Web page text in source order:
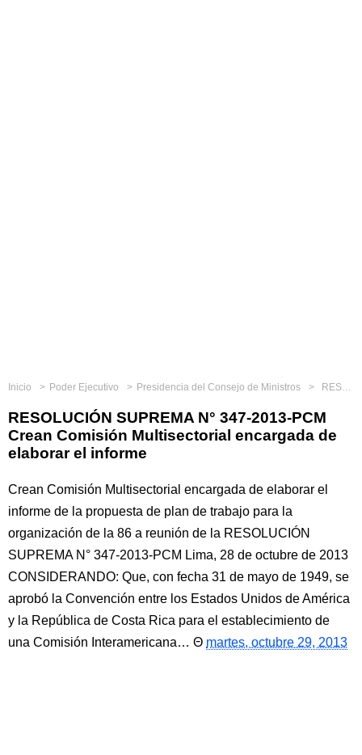
Inicio Poder Ejecutivo Presidencia del Consejo de Ministros RESOLUCIÓN SUPREMA N° 347-2013-PCM Crean Comisión Multisectorial encargada de elaborar el informe
RESOLUCIÓN SUPREMA N° 347-2013-PCM
Crean Comisión Multisectorial encargada de
elaborar el informe
Crean Comisión Multisectorial encargada de elaborar el
informe de la propuesta de plan de trabajo para la
organización de la 86 a reunión de la RESOLUCIÓN
SUPREMA N° 347-2013-PCM Lima, 28 de octubre de 2013
CONSIDERANDO: Que, con fecha 31 de mayo de 1949, se
aprobó la Convención entre los Estados Unidos de América
y la República de Costa Rica para el establecimiento de
una Comisión Interamericana…
martes, octubre 29, 2013